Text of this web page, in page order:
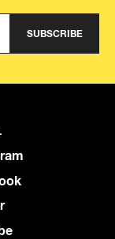
SUBSCRIBE